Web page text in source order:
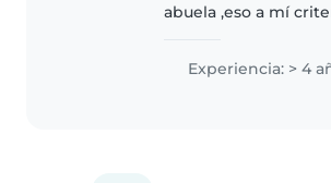
abuela ,eso a mí
y requerimientos de
delos niños.Soy una
Experiencia: > 4